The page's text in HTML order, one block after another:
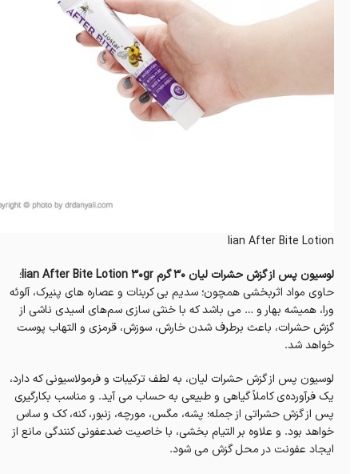
lian After Bite Lotion
لوسیون پس از گزش حشرات لیان 30 گرم lian After Bite Lotion 30gr
؛
حاوی مواد اثربخشی همچون؛ سدیم بی کربنات و عصاره‌ های پنیرک، آلوئه
ورا، همیشه بهار و … می باشد که با خنثی سازی سم‌های اسیدی ناشی از
گزش حشرات، باعث برطرف شدن خارش، سوزش، قرمزی و التهاب پوست
خواهد شد.
لوسیون پس از گزش حشرات لیان، به لطف ترکیبات و فرمولاسیونی که دارد،
یک فرآورده‌ی کاملاً گیاهی و طبیعی به حساب می آید. و مناسب بکارگیری
پس از گزش حشراتی از جمله؛ پشه، مگس، مورچه، زنبور، کنه، کک و ساس
خواهد بود. و علاوه بر التیام بخشی، با خاصیت ضدعفونی کنندگی مانع از
ایجاد عفونت در محل گزش می‌ شود.